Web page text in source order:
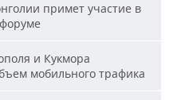
примет участие в
и Кукмора
мобильного трафика